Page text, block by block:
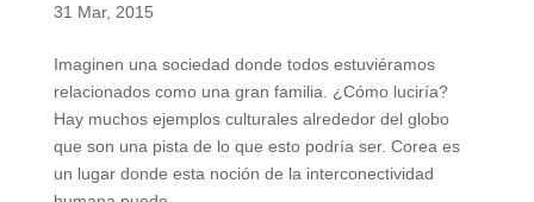
31 Mar, 2015
Imaginen una sociedad donde todos estuviéramos
relacionados como una gran familia. ¿Cómo luciría?
Hay muchos ejemplos culturales alrededor del globo
que son una pista de lo que esto podría ser. Corea es
un lugar donde esta noción de la interconectividad